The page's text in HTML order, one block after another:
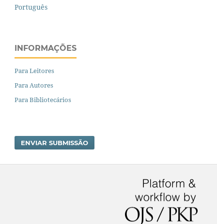
Português
INFORMAÇÕES
Para Leitores
Para Autores
Para Bibliotecários
ENVIAR SUBMISSÃO